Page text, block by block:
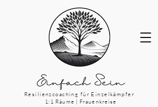
Resilienzcoaching für Einzelkämpfer
1:1 Räume | Frauenkreise